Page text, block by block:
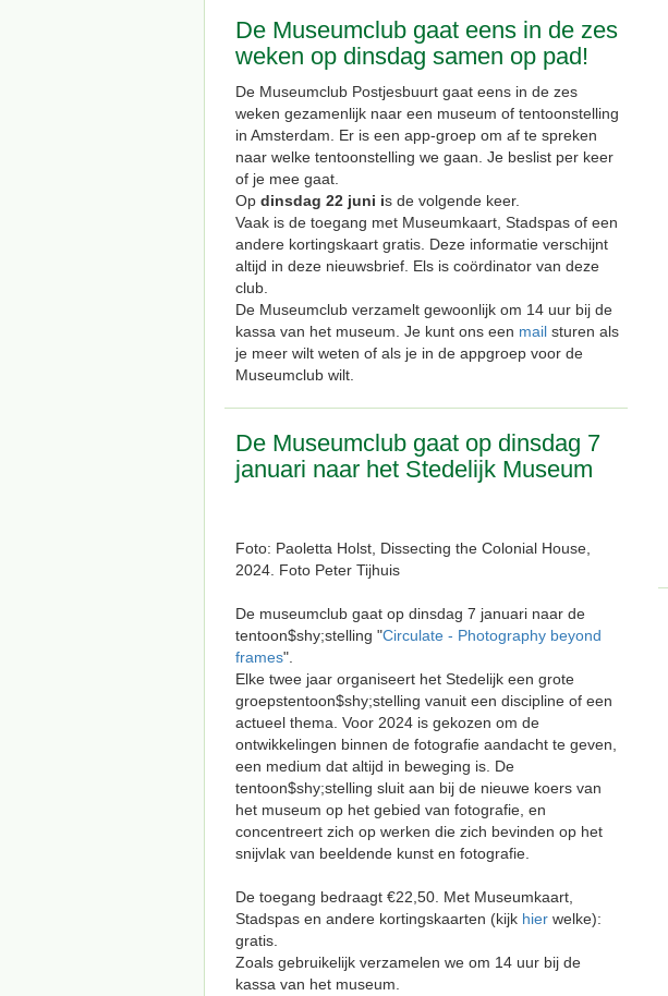
De Museumclub gaat eens in de zes
weken op dinsdag samen op pad!
De Museumclub Postjesbuurt gaat eens in de zes
weken gezamenlijk naar een museum of tentoonstelling
in Amsterdam. Er is een app-groep om af te spreken
naar welke tentoonstelling we gaan. Je beslist per keer
of je mee gaat.
Op dinsdag 22 juni is de volgende keer.
Vaak is de toegang met Museumkaart, Stadspas of een
andere kortings­kaart gratis. Deze informatie verschijnt
altijd in deze nieuwsbrief. Els is coördinator van deze
club.
De Museumclub verzamelt gewoonlijk om 14 uur bij de
kassa van het museum. Je kunt ons een mail sturen als
je meer wilt weten of als je in de appgroep voor de
Museumclub wilt.
De Museumclub gaat op dinsdag 7
januari naar het Stedelijk Museum
Foto: Paoletta Holst, Dissecting the Colonial House,
2024. Foto Peter Tijhuis
De museumclub gaat op dinsdag 7 januari naar de
tentoon$shy;stelling "Circulate - Photography beyond
frames".
Elke twee jaar organiseert het Stedelijk een grote
groeps­tentoon$shy;stelling vanuit een discipline of een
actueel thema. Voor 2024 is gekozen om de
ontwikkelingen binnen de fotografie aandacht te geven,
een medium dat altijd in beweging is. De
tentoon$shy;stelling sluit aan bij de nieuwe koers van
het museum op het gebied van fotografie, en
concentreert zich op werken die zich bevinden op het
snijvlak van beeldende kunst en fotografie.
De toegang bedraagt €22,50. Met Museumkaart,
Stadspas en andere kortings­kaarten (kijk hier welke):
gratis.
Zoals gebruikelijk verzamelen we om 14 uur bij de
kassa van het museum.